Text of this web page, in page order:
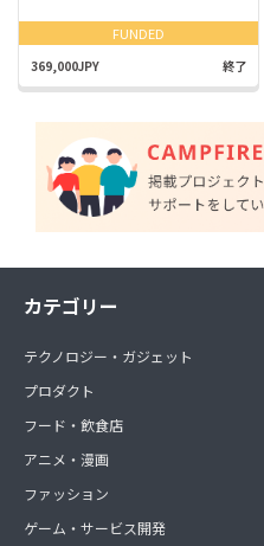
FUNDED
369,000JPY 終了
カテゴリー
テクノロジー・ガジェット
プロダクト
フード・飲食店
アニメ・漫画
ファッション
ゲーム・サービス開発